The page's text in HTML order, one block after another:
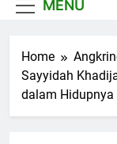
MENU
Home
Sayyidah
dalam Hidupnya